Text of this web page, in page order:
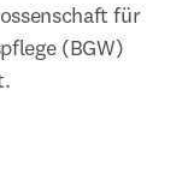
für
(BGW)